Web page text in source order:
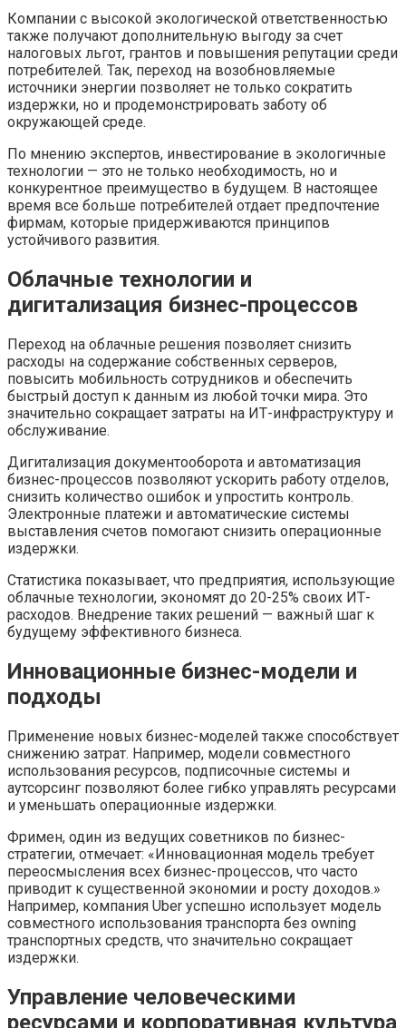
Компании с высокой экологической ответственностью
также получают дополнительную выгоду за счет
налоговых льгот, грантов и повышения репутации среди
потребителей. Так, переход на возобновляемые
источники энергии позволяет не только сократить
издержки, но и продемонстрировать заботу об
окружающей среде.
По мнению экспертов, инвестирование в экологичные
технологии — это не только необходимость, но и
конкурентное преимущество в будущем. В настоящее
время все больше потребителей отдает предпочтение
фирмам, которые придерживаются принципов
устойчивого развития.
Облачные технологии и
дигитализация бизнес-процессов
Переход на облачные решения позволяет снизить
расходы на содержание собственных серверов,
повысить мобильность сотрудников и обеспечить
быстрый доступ к данным из любой точки мира. Это
значительно сокращает затраты на ИТ-инфраструктуру и
обслуживание.
Дигитализация документооборота и автоматизация
бизнес-процессов позволяют ускорить работу отделов,
снизить количество ошибок и упростить контроль.
Электронные платежи и автоматические системы
выставления счетов помогают снизить операционные
издержки.
Статистика показывает, что предприятия, использующие
облачные технологии, экономят до 20-25% своих ИТ-
расходов. Внедрение таких решений — важный шаг к
будущему эффективного бизнеса.
Инновационные бизнес-модели и
подходы
Применение новых бизнес-моделей также способствует
снижению затрат. Например, модели совместного
использования ресурсов, подписочные системы и
аутсорсинг позволяют более гибко управлять ресурсами
и уменьшать операционные издержки.
Фримен, один из ведущих советников по бизнес-
стратегии, отмечает: «Инновационная модель требует
переосмысления всех бизнес-процессов, что часто
приводит к существенной экономии и росту доходов.»
Например, компания Uber успешно использует модель
совместного использования транспорта без owning
транспортных средств, что значительно сокращает
издержки.
Управление человеческими
ресурсами и корпоративная культура